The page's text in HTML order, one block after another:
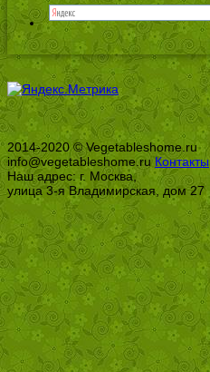
2014-2020 © Vegetableshome.ru
info@vegetableshome.ruКонтакты
Наш адрес: г. Москва,
улица 3-я Владимирская, дом 27